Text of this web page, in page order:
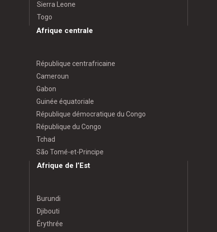
Sierra Leone
Togo
Afrique centrale
République centrafricaine
Cameroun
Gabon
Guinée équatoriale
République démocratique du Congo
République du Congo
Tchad
São Tomé-et-Principe
Afrique de l’Est
Burundi
Djibouti
Érythrée